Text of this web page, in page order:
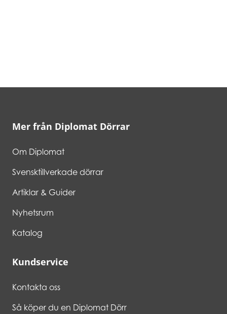
Mer från Diplomat Dörrar
Om Diplomat
Svensktillverkade dörrar
Artiklar & Guider
Nyhetsrum
Katalog
Kundservice
Kontakta oss
Så köper du en Diplomat Dörr